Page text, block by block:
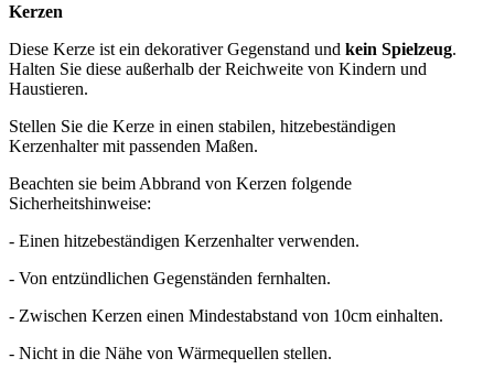
Kerzen
Diese Kerze ist ein dekorativer Gegenstand und kein Spielzeug.
Halten Sie diese außerhalb der Reichweite von Kindern und
Haustieren.
Stellen Sie die Kerze in einen stabilen, hitzebeständigen
Kerzenhalter mit passenden Maßen.
Beachten sie beim Abbrand von Kerzen folgende
Sicherheitshinweise:
- Einen hitzebeständigen Kerzenhalter verwenden.
- Von entzündlichen Gegenständen fernhalten.
- Zwischen Kerzen einen Mindestabstand von 10cm einhalten.
- Nicht in die Nähe von Wärmequellen stellen.